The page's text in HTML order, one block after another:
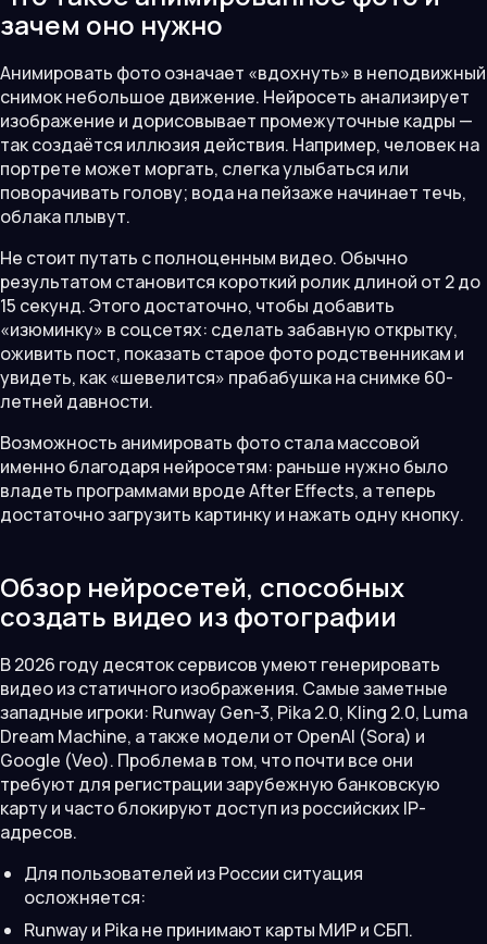
зачем оно нужно
Анимировать фото означает «вдохнуть» в неподвижный
снимок небольшое движение. Нейросеть анализирует
изображение и дорисовывает промежуточные кадры —
так создаётся иллюзия действия. Например, человек на
портрете может моргать, слегка улыбаться или
поворачивать голову; вода на пейзаже начинает течь,
облака плывут.
Не стоит путать с полноценным видео. Обычно
результатом становится короткий ролик длиной от 2 до
15 секунд. Этого достаточно, чтобы добавить
«изюминку» в соцсетях: сделать забавную открытку,
оживить пост, показать старое фото родственникам и
увидеть, как «шевелится» прабабушка на снимке 60-
летней давности.
Возможность анимировать фото стала массовой
именно благодаря нейросетям: раньше нужно было
владеть программами вроде After Effects, а теперь
достаточно загрузить картинку и нажать одну кнопку.
Обзор нейросетей, способных
создать видео из фотографии
В 2026 году десяток сервисов умеют генерировать
видео из статичного изображения. Самые заметные
западные игроки: Runway Gen-3, Pika 2.0, Kling 2.0, Luma
Dream Machine, а также модели от OpenAI (Sora) и
Google (Veo). Проблема в том, что почти все они
требуют для регистрации зарубежную банковскую
карту и часто блокируют доступ из российских IP-
адресов.
Для пользователей из России ситуация
осложняется:
Runway и Pika не принимают карты МИР и СБП.